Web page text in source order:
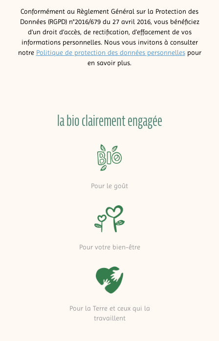
Conformément au Règlement Général sur la Protection des
Données (RGPD) n°2016/679 du 27 avril 2016, vous bénéficiez
d’un droit d’accès, de rectification, d’effacement de vos
informations personnelles. Nous vous invitons à consulter
notre Politique de protection des données personnellespour
en savoir plus.
la bio clairement engagée
Pour le goût
Pour votre bien-être
Pour la Terre et ceux qui la
travaillent